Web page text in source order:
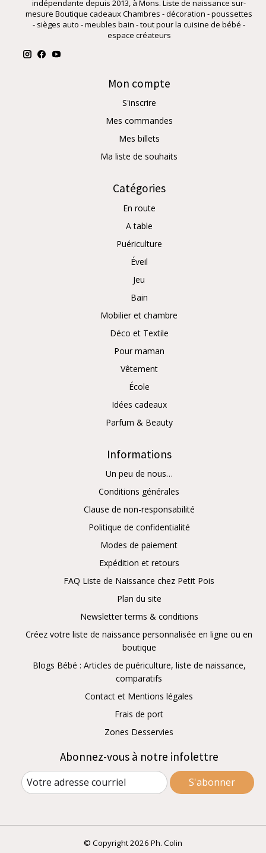
indépendante depuis 2013, à Mons. Liste de naissance sur-
mesure Boutique cadeaux Chambres - décoration - poussettes
- sièges auto - meubles bain - tout pour la cuisine de bébé -
espace créateurs
Mon compte
S'inscrire
Mes commandes
Mes billets
Ma liste de souhaits
Catégories
En route
A table
Puériculture
Éveil
Jeu
Bain
Mobilier et chambre
Déco et Textile
Pour maman
Vêtement
École
Idées cadeaux
Parfum & Beauty
Informations
Un peu de nous…
Conditions générales
Clause de non-responsabilité
Politique de confidentialité
Modes de paiement
Expédition et retours
FAQ Liste de Naissance chez Petit Pois
Plan du site
Newsletter terms & conditions
Créez votre liste de naissance personnalisée en ligne ou en
boutique
Blogs Bébé : Articles de puériculture, liste de naissance,
comparatifs
Contact et Mentions légales
Frais de port
Zones Desservies
Abonnez-vous à notre infolettre
S'abonner
© Copyright 2026 Ph. Colin